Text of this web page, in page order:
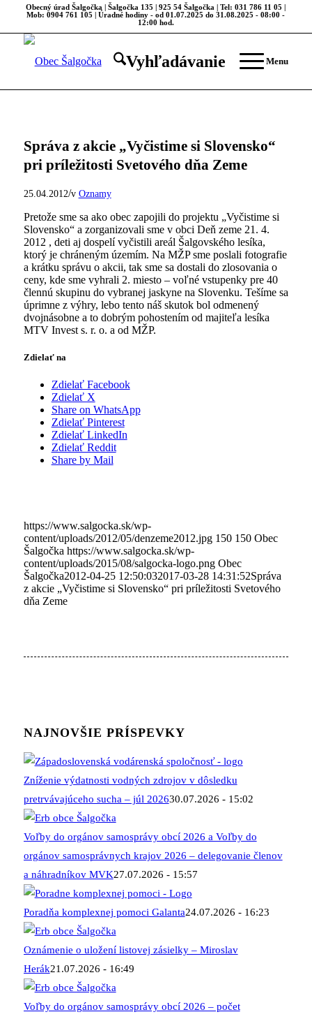
Obecný úrad Šalgočka | Šalgočka 135 | 925 54 Šalgočka | Tel: 031 786 11 05 |
Mob: 0904 761 105 | Úradné hodiny - od 01.07.2025 do 31.08.2025 - 08:00 -
12:00 hod.
Vyhľadávanie Menu
Správa z akcie „Vyčistime si Slovensko“
pri príležitosti Svetového dňa Zeme
25.04.2012/v Oznamy
Pretože sme sa ako obec zapojili do projektu „Vyčistime si
Slovensko“ a zorganizovali sme v obci Deň zeme 21. 4.
2012 , deti aj dospelí vyčistili areál Šalgovského lesíka,
ktorý je chráneným územím. Na MŽP sme poslali fotografie
a krátku správu o akcii, tak sme sa dostali do zlosovania o
ceny, kde sme vyhrali 2. miesto – voľné vstupenky pre 40
člennú skupinu do vybranej jaskyne na Slovenku. Tešíme sa
úprimne z výhry, lebo tento náš skutok bol odmenený
dvojnásobne a to dobrým pohostením od majiteľa lesíka
MTV Invest s. r. o. a od MŽP.
Zdielať na
Zdielať Facebook
Zdielať X
Share on WhatsApp
Zdielať Pinterest
Zdielať LinkedIn
Zdielať Reddit
Share by Mail
https://www.salgocka.sk/wp-
content/uploads/2012/05/denzeme2012.jpg 150 150 Obec
Šalgočka https://www.salgocka.sk/wp-
content/uploads/2015/08/salgocka-logo.png Obec
Šalgočka2012-04-25 12:50:032017-03-28 14:31:52Správa
z akcie „Vyčistime si Slovensko“ pri príležitosti Svetového
dňa Zeme
NAJNOVŠIE PRÍSPEVKY
Zníženie výdatnosti vodných zdrojov v dôsledku
pretrvávajúceho sucha – júl 202630.07.2026 - 15:02
Voľby do orgánov samosprávy obcí 2026 a Voľby do
orgánov samosprávnych krajov 2026 – delegovanie členov
a náhradníkov MVK27.07.2026 - 15:57
Poradňa komplexnej pomoci Galanta24.07.2026 - 16:23
Oznámenie o uložení listovej zásielky – Miroslav
Herák21.07.2026 - 16:49
Voľby do orgánov samosprávy obcí 2026 – počet